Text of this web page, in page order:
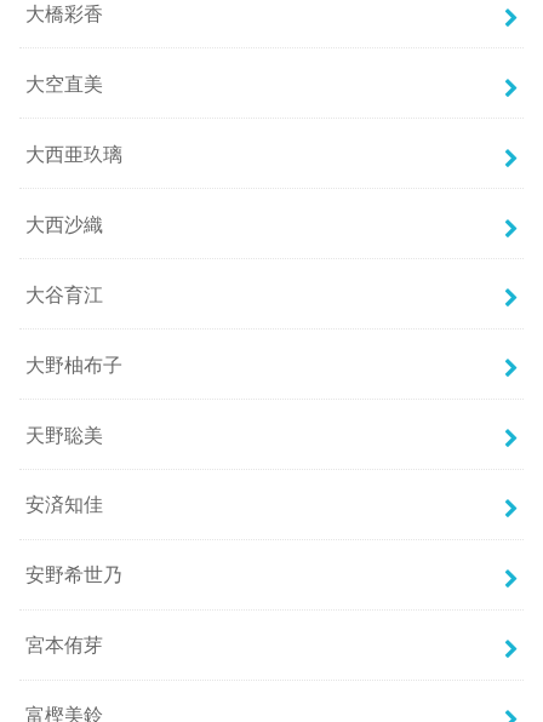
大橋彩香
大空直美
大西亜玖璃
大西沙織
大谷育江
大野柚布子
天野聡美
安済知佳
安野希世乃
宮本侑芽
富樫美鈴